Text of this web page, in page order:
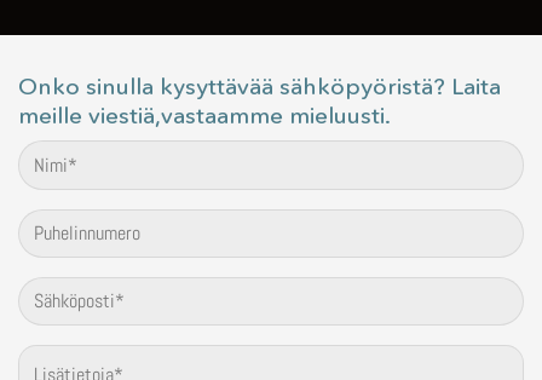
Onko sinulla kysyttävää sähköpyöristä? Laita
meille viestiä,vastaamme mieluusti.